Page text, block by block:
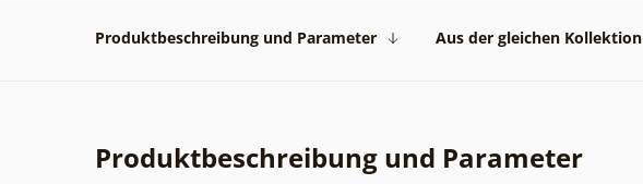
Produktbeschreibung und Parameter Aus der gleichen Kollektion
Produktbeschreibung und Parameter